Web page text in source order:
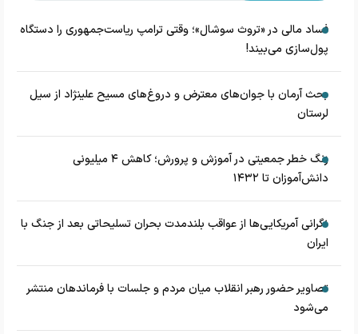
فساد مالی در «تروث سوشال»؛ وقتی ترامپ ریاست‌جمهوری را دستگاه
پول‌سازی می‌بیند!
بحث آرمان با جوان‌های معترض و دروغ‌های مسیح علینژاد از سیل
لرستان
زنگ خطر جمعیتی در آموزش و پرورش؛ کاهش ۴ میلیونی
دانش‌آموزان تا ۱۴۳۲
نگرانی آمریکایی‌ها از عواقب بلندمدت بحران تسلیحاتی بعد از جنگ با
ایران
تصاویر حضور رهبر انقلاب میان مردم و جلسات با فرماندهان منتشر
می‌شود